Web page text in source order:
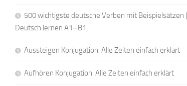
500 wichtigste deutsche Verben mit Beispielsätzen |
Deutsch lernen A1–B1
Aussteigen Konjugation: Alle Zeiten einfach erklärt
Aufhören Konjugation: Alle Zeiten einfach erklärt